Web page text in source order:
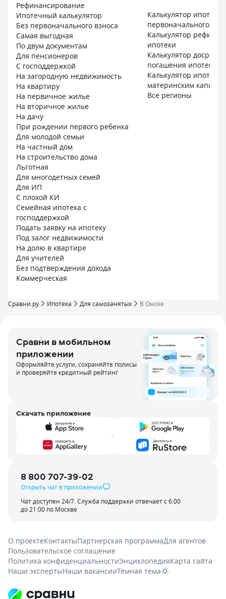
Рефинансирование
Ипотечный калькулятор
Без первоначального взноса
Самая выгодная
По двум документам
Для пенсионеров
С господдержкой
На загородную недвижимость
На квартиру
На первичное жилье
На вторичное жилье
На дачу
При рождении первого ребенка
Для молодой семьи
На частный дом
На строительство дома
Льготная
Для многодетных семей
Для ИП
С плохой КИ
Семейная ипотека с
господдержкой
Подать заявку на ипотеку
Под залог недвижимости
На долю в квартире
Для учителей
Без подтверждения дохода
Коммерческая
Калькулятор ипотеки
первоначального
Калькулятор
ипотеки
Калькулятор
погашения ипотеки
Калькулятор ипотеки
материнским
Все регионы
Сравни.ру Ипотека Для самозанятых В Омске
Сравни в мобильном
приложении
Оформляйте услуги, сохраняйте полисы
и проверяйте кредитный рейтинг
Скачать приложение
8 800 707-39-02
Открыть чат в приложении
Чат доступен 24/7. Служба поддержки отвечает с 6:00
до 21:00 по Москве
О проектеКонтактыПартнерская программаДля агентов
Пользовательское соглашение
Политика конфиденциальностиЭнциклопедияКарта сайта
Наши экспертыНаши вакансииТёмная тема